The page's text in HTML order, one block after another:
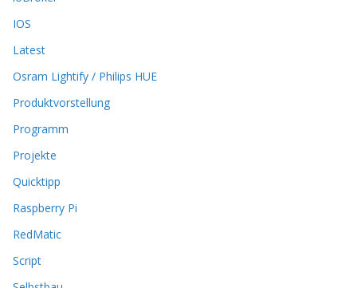
o
n
n
k
n
e
n
u
f
e
r
IOS
Latest
Osram Lightify / Philips HUE
Produktvorstellung
Programm
Projekte
Quicktipp
Raspberry Pi
RedMatic
Script